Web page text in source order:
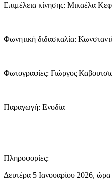
Επιμέλεια κίνησης: Μικαέλα
Φωνητική διδασκαλία:
Φωτογραφίες: Γιώργος
Παραγωγή: Ενοδία
Πληροφορίες:
Δευτέρα 5 Ιανουαρίου 2026,